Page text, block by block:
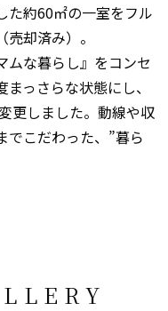
た約60㎡の一室をフル
却済み）。
ムな暮らし』をコンセ
っさらな状態にし、
更しました。動線や収
でこだわった、”暮ら